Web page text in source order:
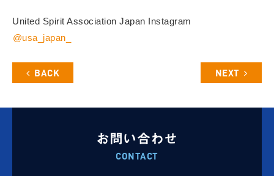
United Spirit Association Japan Instagram
⁡@usa_japan_
BACK NEXT
お問い合わせ
CONTACT